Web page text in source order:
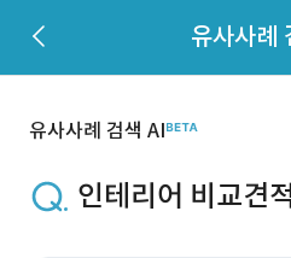
유사사례
유사사례 검색 AI
인테리어 비교견